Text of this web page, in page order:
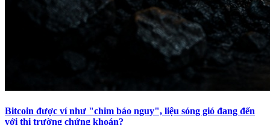
Bitcoin được ví như "chim báo nguy", liệu sóng gió đang đến
với thị trường chứng khoán?